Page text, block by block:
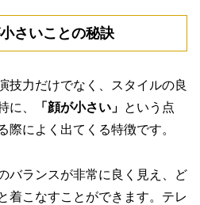
さいことの秘訣
技力だけでなく、スタイルの良
に、
「顔が小さい」 という点
際によく出てくる特徴です。
バランスが非常に良く見え、ど
着こなすことができます。テレ